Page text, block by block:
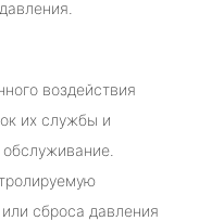
воздействия
их службы и
сброса давления